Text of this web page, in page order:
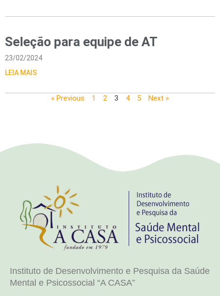
Seleção para equipe de AT
23/02/2024
LEIA MAIS
« Previous 1 2 3 4 5 Next »
Instituto de Desenvolvimento e Pesquisa da Saúde
Mental e Psicossocial “A CASA”